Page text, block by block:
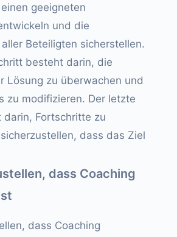
geeigneten
und die
Beteiligten sicherstellen.
besteht darin, die
Lösung zu überwachen und
zu modifizieren. Der letzte
darin, Fortschritte zu
dass das Ziel
dass Coaching
dass Coaching